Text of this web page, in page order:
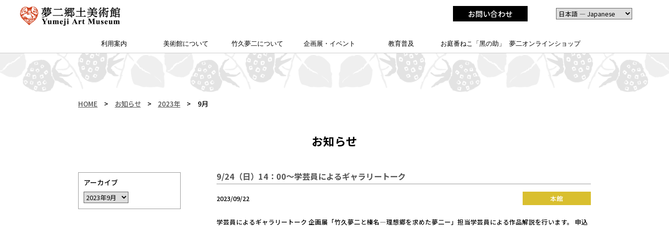
お問い合わせ
利用案内
夢二郷土美術館 本館
夢二生家記念館・少年山荘
アクセス・特別プラン
カフェ＆ショップ
予約方法・団体申込
サイトマップ
美術館について
館長挨拶
所蔵作品
友の会「ゆめびぃ」
お知らせ
（公財）両備文化振興財団
范曽美術館について
竹久夢二について
竹久夢二の足跡
竹久夢二学会について
企画展・イベント 教育普及
こども夢二新聞
こども学芸員
校外学習について
夢二郷土美術館
ゆめじきょうどびじゅつかん
の
「あいうえお」
お庭番ねこ「黑の助」 夢二オンラインショップ
HOME > お知らせ > 2023年 > 9月
お知らせ
9/24（日）14：00～学芸員によるギャラリートーク
2023/09/22 本館
学芸員によるギャラリートーク 企画展「竹久夢二と榛名―理想郷を求めた夢二ー」担当学芸員による作品解説を行います。 申込
アーカイブ